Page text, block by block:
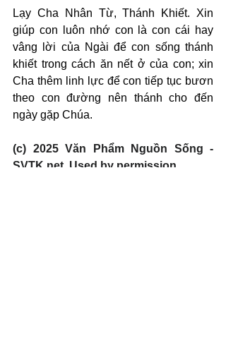
Lạy Cha Nhân Từ, Thánh Khiết. Xin
giúp con luôn nhớ con là con cái hay
vâng lời của Ngài để con sống thánh
khiết trong cách ăn nết ở của con; xin
Cha thêm linh lực để con tiếp tục bươn
theo con đường nên thánh cho đến
ngày gặp Chúa.
(c) 2025 Văn Phẩm Nguồn Sống -
SVTK.net. Used by permission.